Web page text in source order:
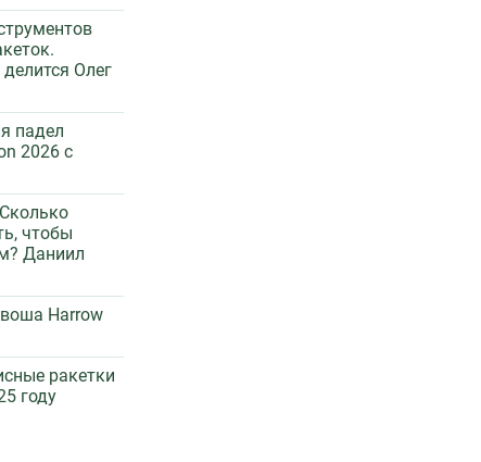
Олег
падел
2026 c
чтобы
Даниил
Harrow
ракетки
году